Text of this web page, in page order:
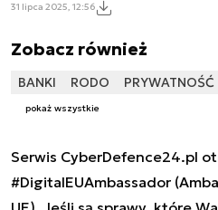
31 lipca 2025, 12:56
Zobacz również
BANKI RODO PRYWATNOŚĆ
pokaż wszystkie
Serwis CyberDefence24.pl
#DigitalEUAmbassador